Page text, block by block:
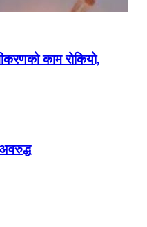
काम रोकियो,